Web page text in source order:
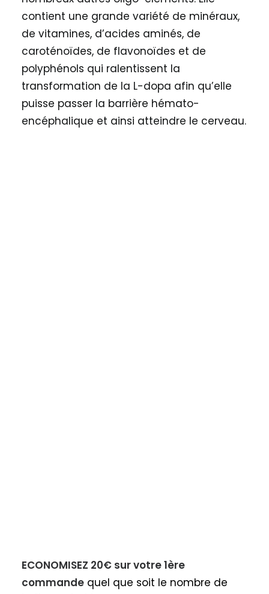
contient une grande variété de minéraux,
de vitamines, d’acides aminés, de
caroténoïdes, de flavonoïdes et de
polyphénols qui ralentissent la
transformation de la L-dopa afin qu’elle
puisse passer la barrière hémato-
encéphalique et ainsi atteindre le cerveau.
ECONOMISEZ 20€ sur votre 1ère
commande quel que soit le nombre de